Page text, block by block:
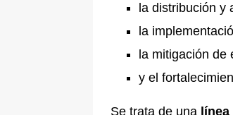
la distribución y
la
la mitigación de
y el
Se trata de una